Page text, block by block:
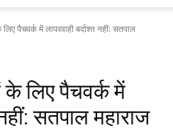
पैचवर्क में लापरवाही बर्दाश्त नहीं: सतपाल
लिए पैचवर्क में
सतपाल महाराज